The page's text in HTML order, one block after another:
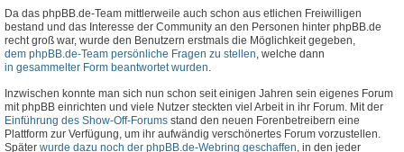
Da das phpBB.de-Team mittlerweile auch schon aus etlichen Freiwilligen
bestand und das Interesse der Community an den Personen hinter phpBB.de
recht groß war, wurde den Benutzern erstmals die Möglichkeit gegeben,
dem phpBB.de-Team persönliche Fragen zu stellen , welche dann
in gesammelter Form beantwortet wurden
Inzwischen konnte man sich nun schon seit einigen Jahren sein eigenes Forum
mit phpBB einrichten und viele Nutzer steckten viel Arbeit in ihr Forum. Mit der
Einführung des Show-Off-Forums stand den neuen Forenbetreibern eine
Plattform zur Verfügung, um ihr aufwändig verschönertes Forum vorzustellen.
Später wurde dazu noch der phpBB.de-Webring geschaffen, in den jeder